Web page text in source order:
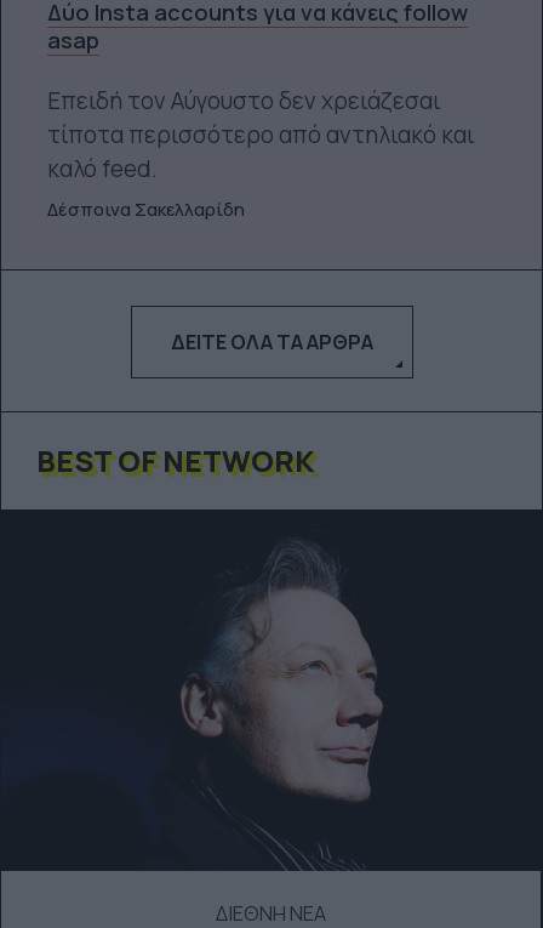
Δύο Insta accounts για να κάνεις follow
asap
Επειδή τον Αύγουστο δεν χρειάζεσαι
τίποτα περισσότερο από αντηλιακό και
καλό feed.
Δέσποινα Σακελλαρίδη
ΔΕΊΤΕ ΌΛΑ ΤΑ ΆΡΘΡΑ
BEST OF NETWORK
ΔΙΕΘΝΗ ΝΕΑ